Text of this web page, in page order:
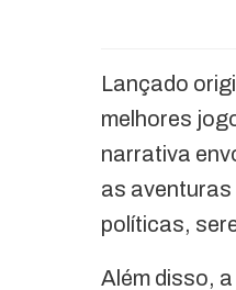
Lançado
melhores
narrativa
as aventuras
políticas,
Além disso, a